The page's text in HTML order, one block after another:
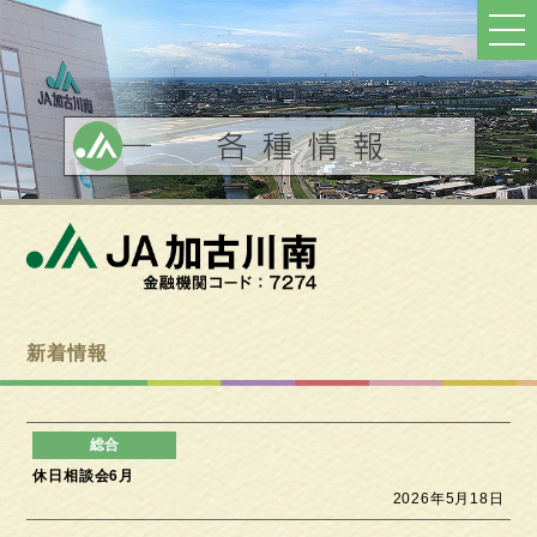
新着情報
休日相談会6月
2026年5月18日